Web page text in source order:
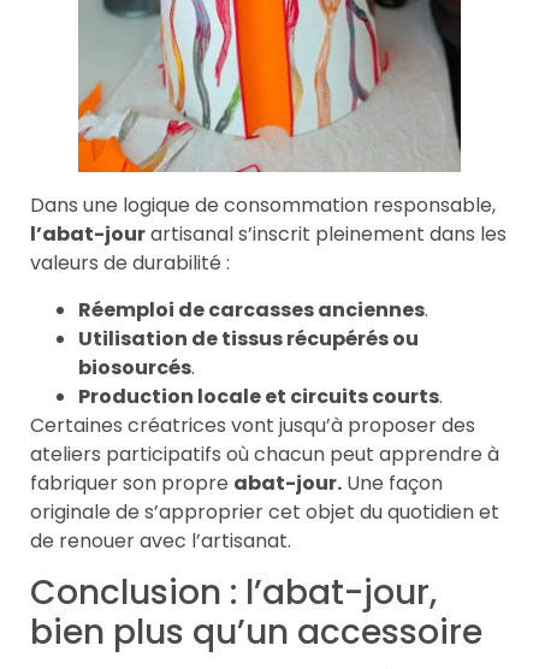
Dans une logique de consommation responsable,
l’abat-jourartisanal s’inscrit pleinement dans les
valeurs de durabilité :
Réemploi de carcasses anciennes.
Utilisation de tissus récupérés ou
biosourcés.
Production locale et circuits courts.
Certaines créatrices vont jusqu’à proposer des
ateliers participatifs où chacun peut apprendre à
fabriquer son propre abat-jour. Une façon
originale de s’approprier cet objet du quotidien et
de renouer avec l’artisanat.
Conclusion : l’abat-jour,
bien plus qu’un accessoire